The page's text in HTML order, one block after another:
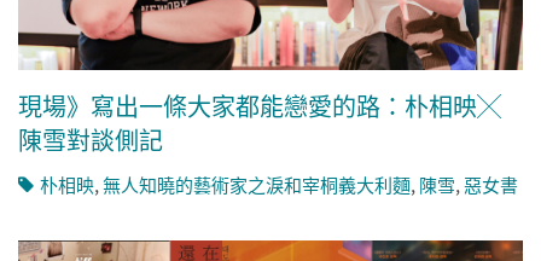
現場》寫出一條大家都能戀愛的路：朴相映╳
陳雪對談側記
朴相映,無人知曉的藝術家之淚和宰桐義大利麵,陳雪,惡女書